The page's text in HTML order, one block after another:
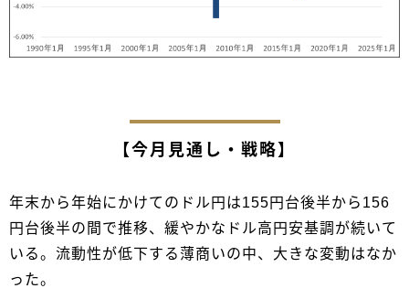
【今月見通し・戦略】
年末から年始にかけてのドル円は155円台後半から156
円台後半の間で推移、緩やかなドル高円安基調が続いて
いる。流動性が低下する薄商いの中、大きな変動はなか
った。